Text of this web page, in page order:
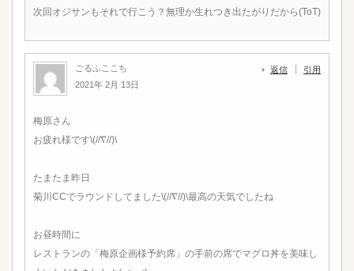
次回オジサンもそれで行こう？無理か生れつき出たがりだから(ToT)
ごるふここち
2021年 2月 13日
返信 引用
梅原さん
お疲れ様です\(//∇//)\
たまたま昨日
菊川CCでラウンドしてました\(//∇//)\最高の天気でしたね
お昼時間に
レストランの「梅原企画様予約席」の手前の席でマグロ丼を美味し